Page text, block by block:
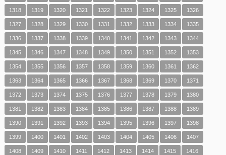
1318 1319 1320 1321 1322 1323 1324 1325 1326
1327 1328 1329 1330 1331 1332 1333 1334 1335
1336 1337 1338 1339 1340 1341 1342 1343 1344
1345 1346 1347 1348 1349 1350 1351 1352 1353
1354 1355 1356 1357 1358 1359 1360 1361 1362
1363 1364 1365 1366 1367 1368 1369 1370 1371
1372 1373 1374 1375 1376 1377 1378 1379 1380
1381 1382 1383 1384 1385 1386 1387 1388 1389
1390 1391 1392 1393 1394 1395 1396 1397 1398
1399 1400 1401 1402 1403 1404 1405 1406 1407
1408 1409 1410 1411 1412 1413 1414 1415 1416